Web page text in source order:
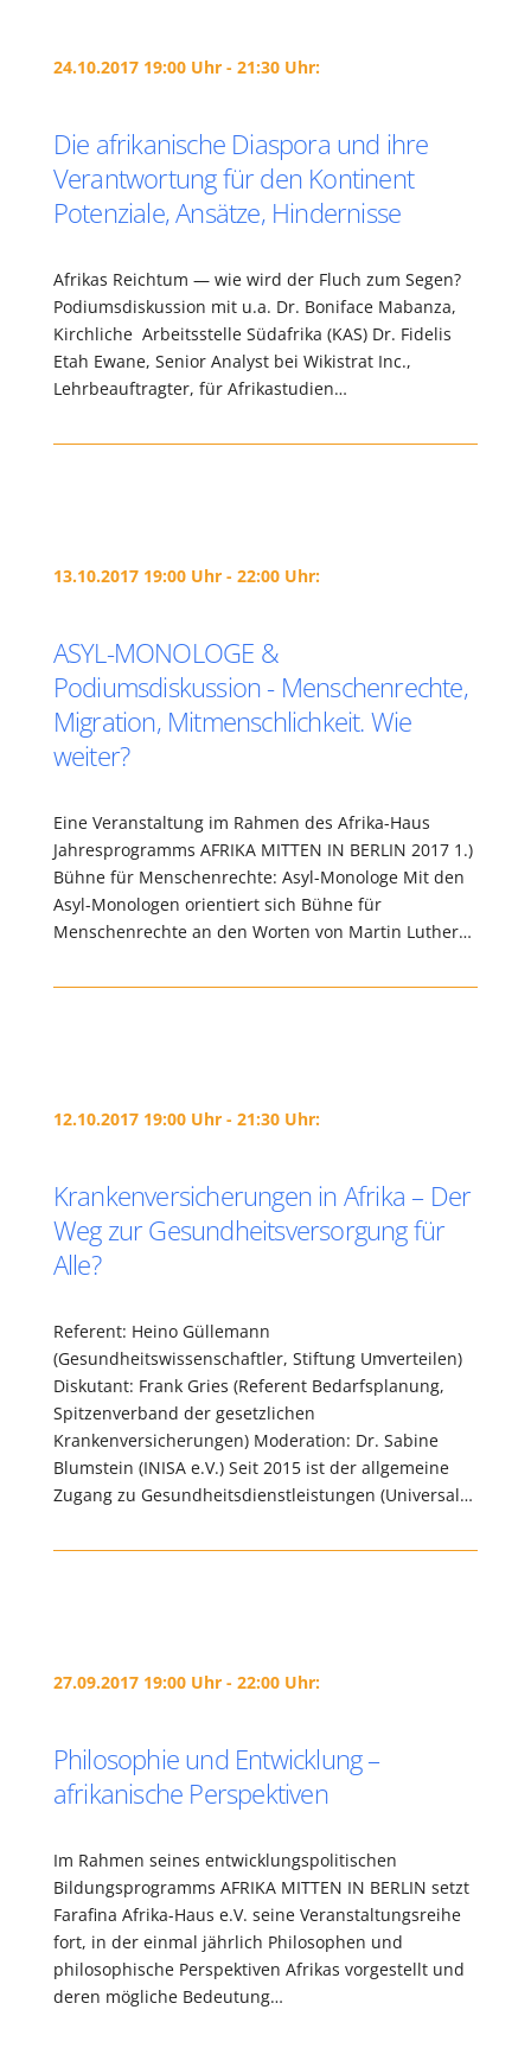
24.10.2017 19:00 Uhr - 21:30 Uhr:
Die afrikanische Diaspora und ihre
Verantwortung für den Kontinent
Potenziale, Ansätze, Hindernisse
Afrikas Reichtum — wie wird der Fluch zum Segen?
Podiumsdiskussion mit u.a. Dr. Boniface Mabanza,
Kirchliche Arbeitsstelle Südafrika (KAS) Dr. Fidelis
Etah Ewane, Senior Analyst bei Wikistrat Inc.,
Lehrbeauftragter, für Afrikastudien…
13.10.2017 19:00 Uhr - 22:00 Uhr:
ASYL-MONOLOGE &
Podiumsdiskussion - Menschenrechte,
Migration, Mitmenschlichkeit. Wie
weiter?
Eine Veranstaltung im Rahmen des Afrika-Haus
Jahresprogramms AFRIKA MITTEN IN BERLIN 2017 1.)
Bühne für Menschenrechte: Asyl-Monologe Mit den
Asyl-Monologen orientiert sich Bühne für
Menschenrechte an den Worten von Martin Luther…
12.10.2017 19:00 Uhr - 21:30 Uhr:
Krankenversicherungen in Afrika – Der
Weg zur Gesundheitsversorgung für
Alle?
Referent: Heino Güllemann
(Gesundheitswissenschaftler, Stiftung Umverteilen)
Diskutant: Frank Gries (Referent Bedarfsplanung,
Spitzenverband der gesetzlichen
Krankenversicherungen) Moderation: Dr. Sabine
Blumstein (INISA e.V.) Seit 2015 ist der allgemeine
Zugang zu Gesundheitsdienstleistungen (Universal…
27.09.2017 19:00 Uhr - 22:00 Uhr:
Philosophie und Entwicklung –
afrikanische Perspektiven
Im Rahmen seines entwicklungspolitischen
Bildungsprogramms AFRIKA MITTEN IN BERLIN setzt
Farafina Afrika-Haus e.V. seine Veranstaltungsreihe
fort, in der einmal jährlich Philosophen und
philosophische Perspektiven Afrikas vorgestellt und
deren mögliche Bedeutung…